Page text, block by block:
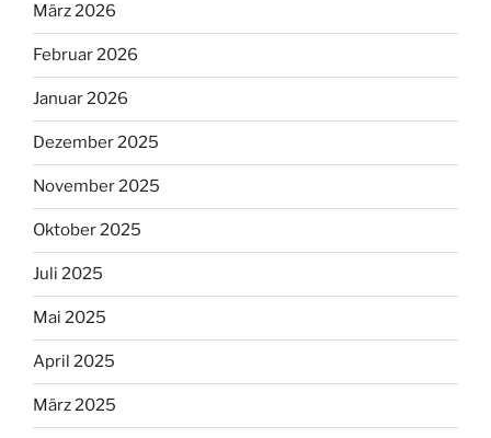
März 2026
Februar 2026
Januar 2026
Dezember 2025
November 2025
Oktober 2025
Juli 2025
Mai 2025
April 2025
März 2025